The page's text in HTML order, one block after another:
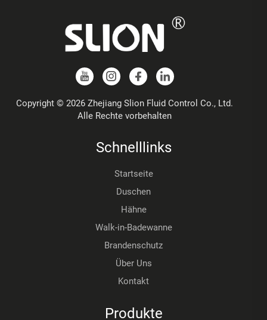
Copyright © 2026 Zhejiang Slion Fluid Control Co., Ltd.
Alle Rechte vorbehalten
Schnelllinks
Startseite
Duschen
Hähne
Walk-in-Badewanne
Brandenschutz
Über Uns
Kontakt
Produkte